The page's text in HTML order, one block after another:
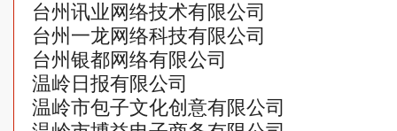
台州讯业网络技术有限公司
台州一龙网络科技有限公司
台州银都网络有限公司
温岭日报有限公司
温岭市包子文化创意有限公司